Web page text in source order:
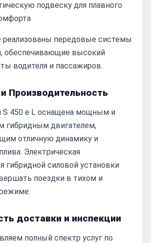
подвеску для плавного
реализованы передовые системы
обеспечивающие высокий
водителя и пассажиров.
Производительность
S 450 e L оснащена мощным и
гибридным двигателем,
отличную динамику и
Электрическая
гибридной силовой установки
поездки в тихом и
доставки и инспекции
полный спектр услуг по